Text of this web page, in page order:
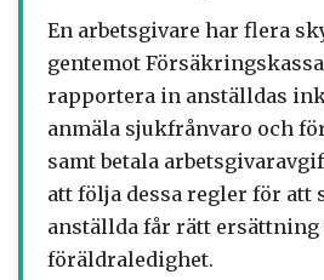
En arbetsgivare har flera
gentemot
rapportera in anställdas
anmäla sjukfrånvaro och
samt betala
att följa dessa regler för att
anställda får rätt
föräldraledighet.